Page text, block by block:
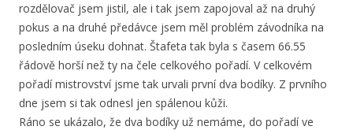
rozdělovač jsem jistil, ale i tak jsem zapojoval až na druhý
pokus a na druhé předávce jsem měl problém závodníka na
posledním úseku dohnat. Štafeta tak byla s časem 66.55
řádově horší než ty na čele celkového pořadí. V celkovém
pořadí mistrovství jsme tak urvali první dva bodíky. Z prvního
dne jsem si tak odnesl jen spálenou kůži.
Ráno se ukázalo, že dva bodíky už nemáme, do pořadí ve